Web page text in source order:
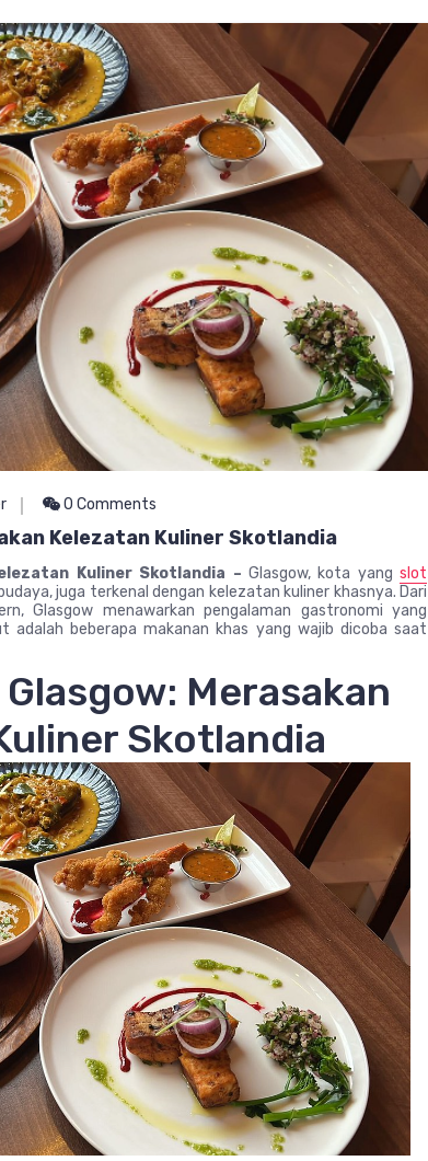
0 Comments
Kelezatan Kuliner Skotlandia
Kuliner Skotlandia – Glasgow, kota yangslot
juga terkenal dengan kelezatan kuliner khasnya. Dari
Glasgow menawarkan pengalaman gastronomi yang
adalah beberapa makanan khas yang wajib dicoba saat
Merasakan
Skotlandia